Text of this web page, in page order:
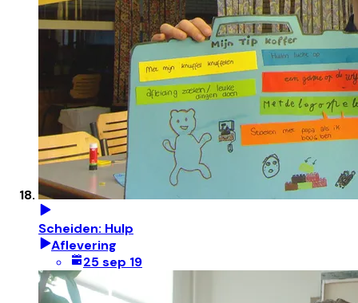
Scheiden: Hulp
Aflevering
25 sep 19